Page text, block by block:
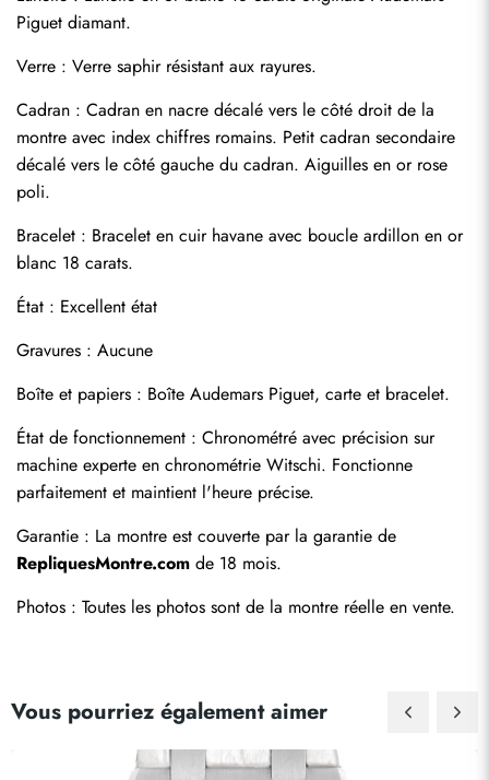
Piguet diamant.
Verre : Verre saphir résistant aux rayures.
Cadran : Cadran en nacre décalé vers le côté droit de la
montre avec index chiffres romains. Petit cadran secondaire
décalé vers le côté gauche du cadran. Aiguilles en or rose
poli.
Bracelet : Bracelet en cuir havane avec boucle ardillon en or
blanc 18 carats.
État : Excellent état
Gravures : Aucune
Boîte et papiers : Boîte Audemars Piguet, carte et bracelet.
État de fonctionnement : Chronométré avec précision sur
machine experte en chronométrie Witschi. Fonctionne
parfaitement et maintient l'heure précise.
RepliquesMontre.com de 18 mois.
Photos : Toutes les photos sont de la montre réelle en vente.
Vous pourriez également aimer